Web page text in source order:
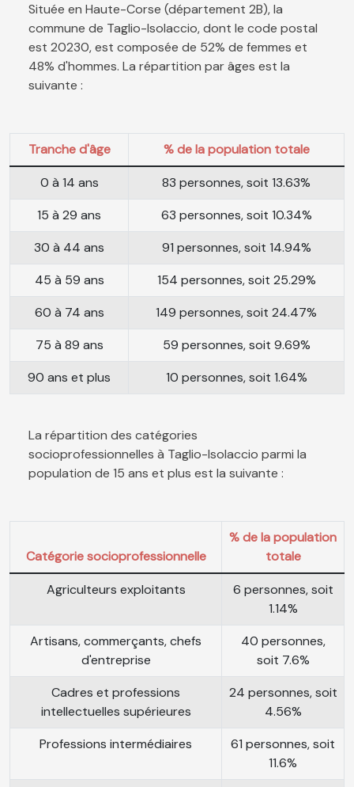
Située en Haute-Corse (département 2B), la
commune de Taglio-Isolaccio, dont le code postal
est 20230, est composée de 52% de femmes et
48% d'hommes. La répartition par âges est la
suivante :
Tranche d'âge
% de la population totale
0 à 14 ans
83 personnes, soit 13.63%
15 à 29 ans
63 personnes, soit 10.34%
30 à 44 ans
91 personnes, soit 14.94%
45 à 59 ans
154 personnes, soit 25.29%
60 à 74 ans
149 personnes, soit 24.47%
75 à 89 ans
59 personnes, soit 9.69%
90 ans et plus
10 personnes, soit 1.64%
La répartition des catégories
socioprofessionnelles à Taglio-Isolaccio parmi la
population de 15 ans et plus est la suivante :
Catégorie socioprofessionnelle
% de la population
totale
Agriculteurs exploitants
6 personnes, soit
1.14%
Artisans, commerçants, chefs
d'entreprise
40 personnes,
soit 7.6%
Cadres et professions
intellectuelles supérieures
24 personnes, soit
4.56%
Professions intermédiaires
61 personnes, soit
11.6%